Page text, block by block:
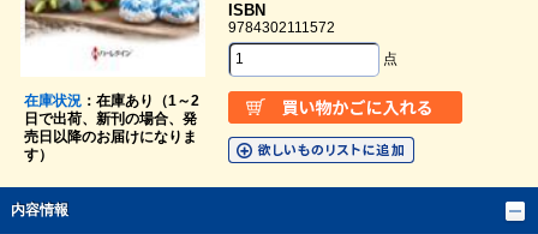
在庫状況：在庫あり（1～2
日で出荷、新刊の場合、発
売日以降のお届けになりま
す）
ISBN
9784302111572
点
内容情報